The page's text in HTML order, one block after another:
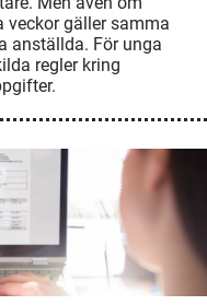
veckor gäller samma
anställda. För unga
regler kring